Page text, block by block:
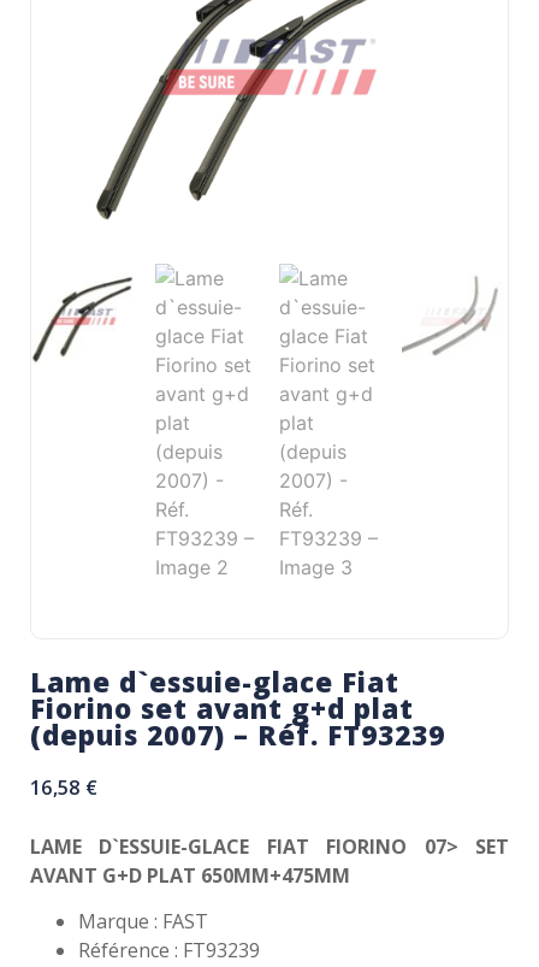
Lame d`essuie-glace Fiat
Fiorino set avant g+d plat
(depuis 2007) – Réf. FT93239
16,58 €
LAME D`ESSUIE-GLACE FIAT FIORINO 07> SET
AVANT G+D PLAT 650MM+475MM
Marque : FAST
Référence : FT93239